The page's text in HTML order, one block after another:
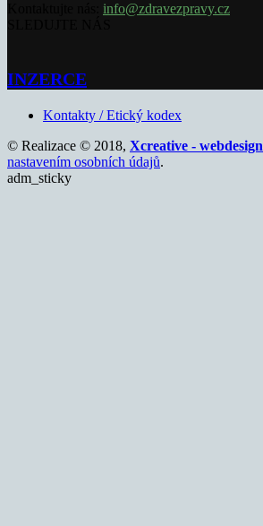
info@zdravezpravy.cz
INZERCE
Kontakty / Etický kodex
© Realizace © 2018, Xcreative - webdesign
nastavením osobních údajů.
adm_sticky